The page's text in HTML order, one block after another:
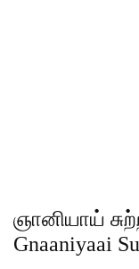
ஞானியாய்
Gnaaniyaai